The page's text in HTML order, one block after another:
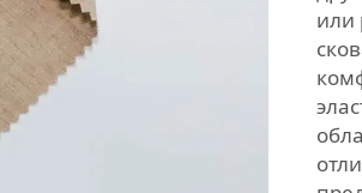
или